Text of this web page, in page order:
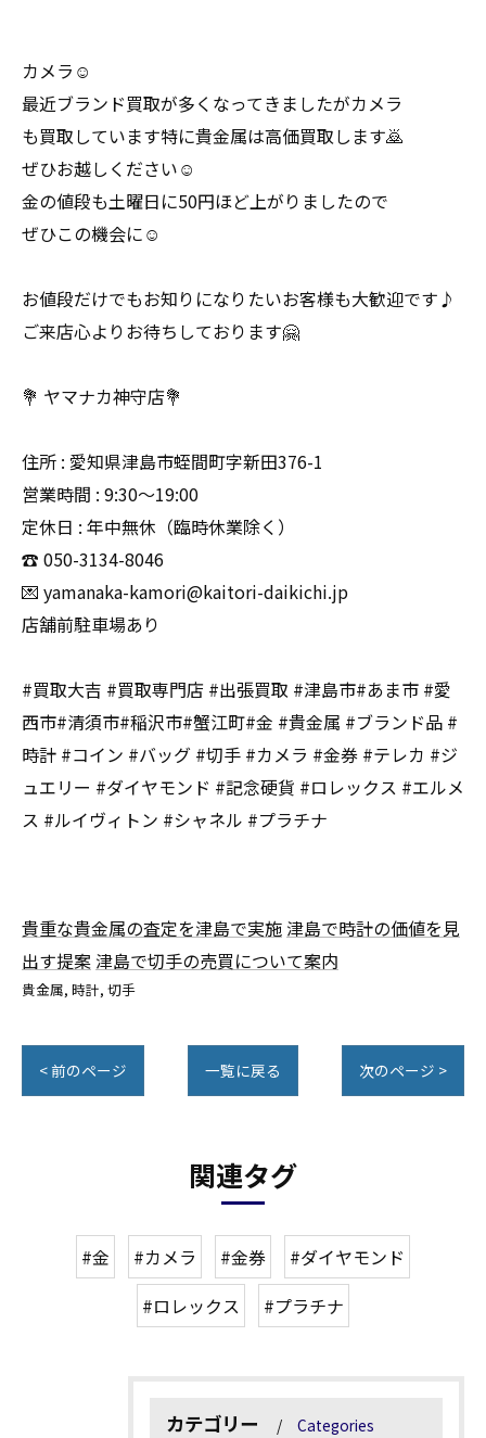
カメラ☺
最近ブランド買取が多くなってきましたがカメラ
も買取しています特に貴金属は高価買取します🙇
ぜひお越しください☺
金の値段も土曜日に50円ほど上がりましたので
ぜひこの機会に☺
お値段だけでもお知りになりたいお客様も大歓迎です♪
ご来店心よりお待ちしております🤗
💐 ヤマナカ神守店💐
住所 : 愛知県津島市蛭間町字新田376-1
営業時間 : 9:30〜19:00
定休日 : 年中無休（臨時休業除く）
☎️ 050-3134-8046
💌 yamanaka-kamori@kaitori-daikichi.jp
店舗前駐車場あり
#買取大吉 #買取専門店 #出張買取 #津島市#あま市 #愛
西市#清須市#稲沢市#蟹江町#金 #貴金属 #ブランド品 #
時計 #コイン #バッグ #切手 #カメラ #金券 #テレカ #ジ
ュエリー #ダイヤモンド #記念硬貨 #ロレックス #エルメ
ス #ルイヴィトン #シャネル #プラチナ
貴重な貴金属の査定を津島で実施 津島で時計の価値を見
出す提案 津島で切手の売買について案内
貴金属 時計 切手
< 前のページ 一覧に戻る 次のページ >
関連タグ
#金 #カメラ #金券
#ダイヤモンド
#ロレックス
#プラチナ
カテゴリー Categories